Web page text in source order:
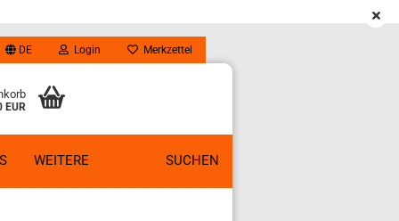
DE Login Merkzettel
EUR
SUCHEN
WEITERE